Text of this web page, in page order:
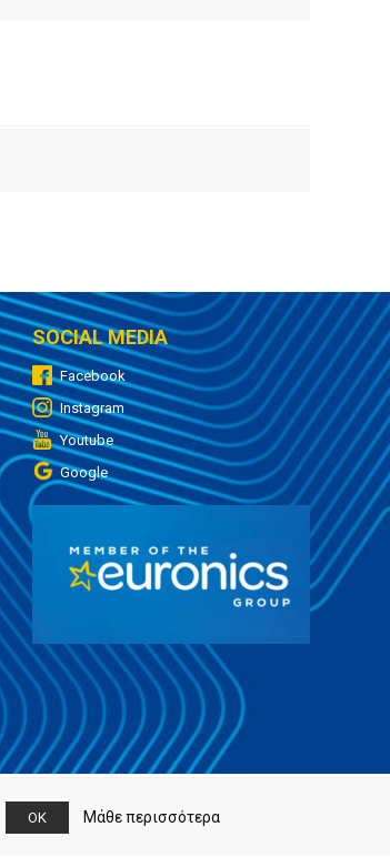
SOCIAL MEDIA
Facebook
Instagram
Youtube
Google
OK Μάθε περισσότερα